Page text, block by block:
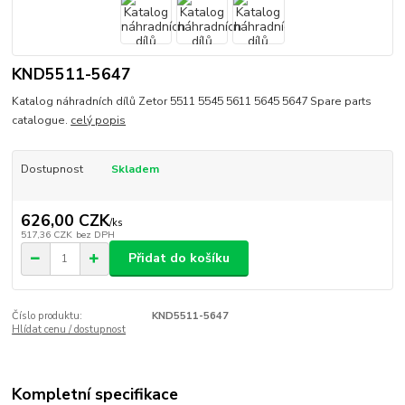
KND5511-5647
Katalog náhradních dílů Zetor 5511 5545 5611 5645 5647 Spare parts
catalogue. celý popis
Dostupnost Skladem
626,00 CZK/ks
517,36 CZK bez DPH
Přidat do košíku
Číslo produktu:
KND5511-5647
Hlídat cenu / dostupnost
Kompletní specifikace